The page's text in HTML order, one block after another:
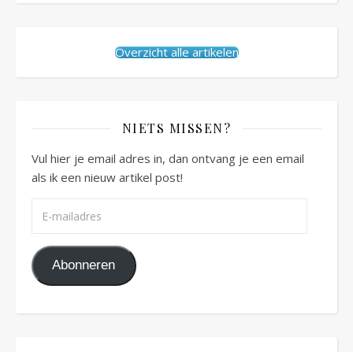
Overzicht alle artikelen
NIETS MISSEN?
Vul hier je email adres in, dan ontvang je een email
als ik een nieuw artikel post!
Abonneren